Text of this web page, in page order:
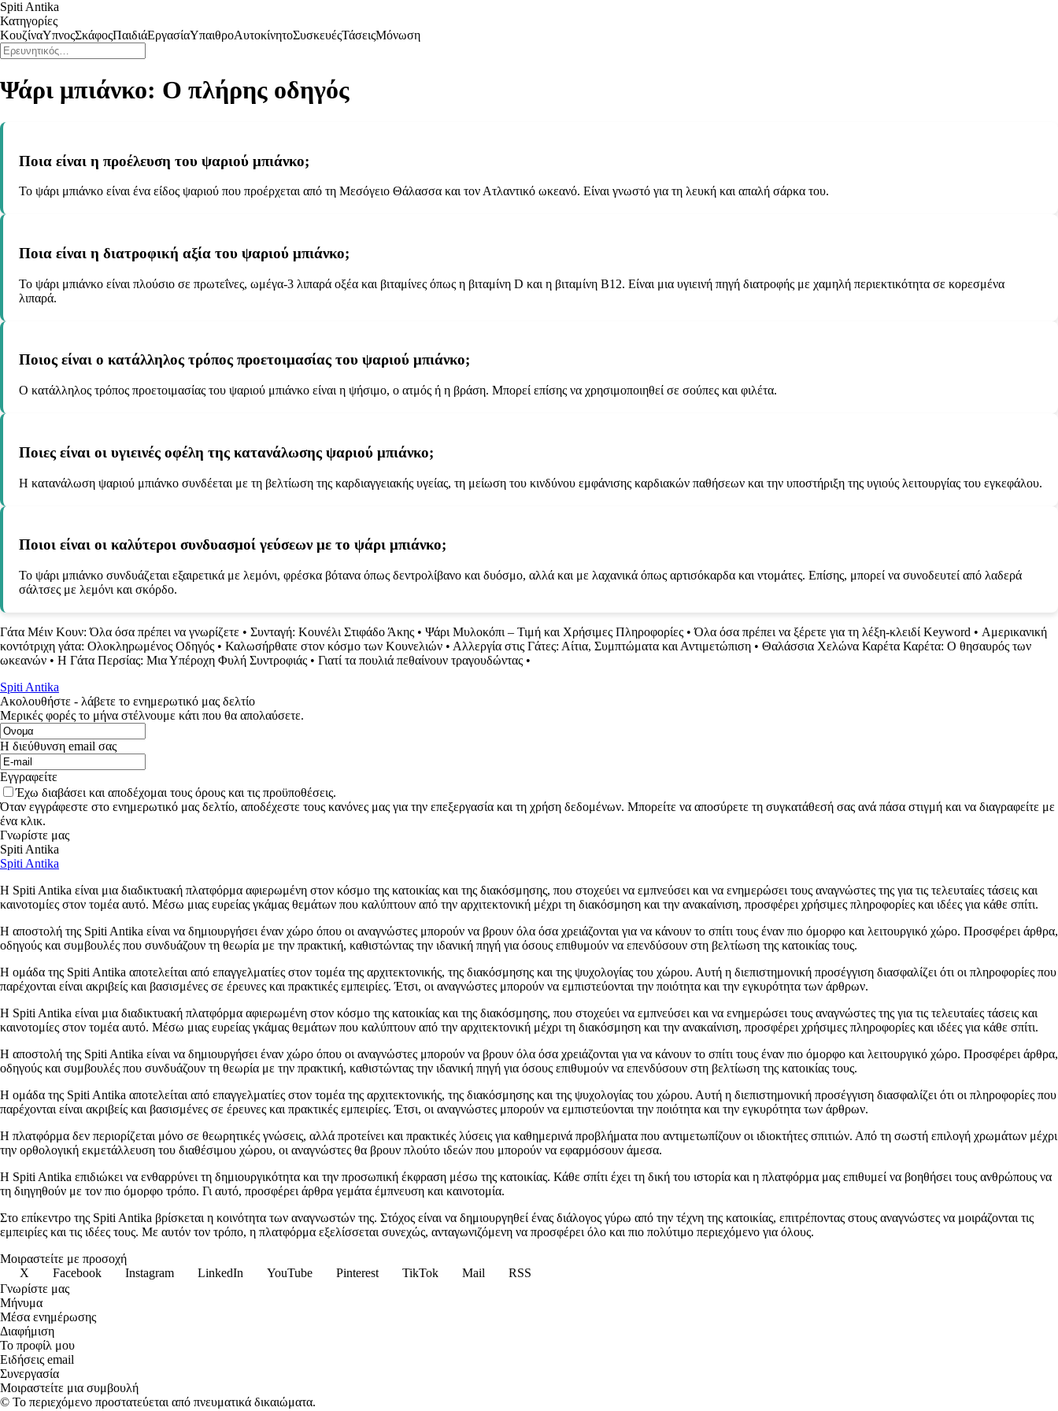
Spiti Antika
Κατηγορίες
ΚουζίναΥπνοςΣκάφοςΠαιδιάΕργασίαΥπαιθροΑυτοκίνητοΣυσκευέςΤάσειςΜόνωση
Ψάρι μπιάνκο: Ο πλήρης οδηγός
Ποια είναι η προέλευση του ψαριού μπιάνκο;
Το ψάρι μπιάνκο είναι ένα είδος ψαριού που προέρχεται από τη Μεσόγειο Θάλασσα και τον Ατλαντικό ωκεανό. Είναι γνωστό για τη λευκή και απαλή σάρκα του.
Ποια είναι η διατροφική αξία του ψαριού μπιάνκο;
Το ψάρι μπιάνκο είναι πλούσιο σε πρωτεΐνες, ωμέγα-3 λιπαρά οξέα και βιταμίνες όπως η βιταμίνη D και η βιταμίνη Β12. Είναι μια υγιεινή πηγή διατροφής με χαμηλή περιεκτικότητα σε κορεσμένα
λιπαρά.
Ποιος είναι ο κατάλληλος τρόπος προετοιμασίας του ψαριού μπιάνκο;
Ο κατάλληλος τρόπος προετοιμασίας του ψαριού μπιάνκο είναι η ψήσιμο, ο ατμός ή η βράση. Μπορεί επίσης να χρησιμοποιηθεί σε σούπες και φιλέτα.
Ποιες είναι οι υγιεινές οφέλη της κατανάλωσης ψαριού μπιάνκο;
Η κατανάλωση ψαριού μπιάνκο συνδέεται με τη βελτίωση της καρδιαγγειακής υγείας, τη μείωση του κινδύνου εμφάνισης καρδιακών παθήσεων και την υποστήριξη της υγιούς λειτουργίας του εγκεφάλου.
Ποιοι είναι οι καλύτεροι συνδυασμοί γεύσεων με το ψάρι μπιάνκο;
Το ψάρι μπιάνκο συνδυάζεται εξαιρετικά με λεμόνι, φρέσκα βότανα όπως δεντρολίβανο και δυόσμο, αλλά και με λαχανικά όπως αρτισόκαρδα και ντομάτες. Επίσης, μπορεί να συνοδευτεί από λαδερά
σάλτσες με λεμόνι και σκόρδο.
Γάτα Μέιν Κουν: Όλα όσα πρέπει να γνωρίζετε • Συνταγή: Κουνέλι Στιφάδο Άκης • Ψάρι Μυλοκόπι – Τιμή και Χρήσιμες Πληροφορίες •Όλα όσα πρέπει να ξέρετε για τη λέξη-κλειδί Keyword • Αμερικανική
κοντότριχη γάτα: Ολοκληρωμένος Οδηγός • Καλωσήρθατε στον κόσμο των Κουνελιών • Αλλεργία στις Γάτες: Αίτια, Συμπτώματα και Αντιμετώπιση • Θαλάσσια Χελώνα Καρέτα Καρέτα: Ο θησαυρός των
ωκεανών • Η Γάτα Περσίας: Μια Υπέροχη Φυλή Συντροφιάς • Γιατί τα πουλιά πεθαίνουν τραγουδώντας •
Spiti Antika
Ακολουθήστε - λάβετε το ενημερωτικό μας δελτίο
Μερικές φορές το μήνα στέλνουμε κάτι που θα απολαύσετε.
Η διεύθυνση email σας
Εγγραφείτε
Έχω διαβάσει και αποδέχομαι τους όρους και τις προϋποθέσεις.
Όταν εγγράφεστε στο ενημερωτικό μας δελτίο, αποδέχεστε τους κανόνες μας για την επεξεργασία και τη χρήση δεδομένων. Μπορείτε να αποσύρετε τη συγκατάθεσή σας ανά πάσα στιγμή και να διαγραφείτε με
ένα κλικ.
Γνωρίστε μας
Spiti Antika
Spiti Antika
Η Spiti Antika είναι μια διαδικτυακή πλατφόρμα αφιερωμένη στον κόσμο της κατοικίας και της διακόσμησης, που στοχεύει να εμπνεύσει και να ενημερώσει τους αναγνώστες της για τις τελευταίες τάσεις και
καινοτομίες στον τομέα αυτό. Μέσω μιας ευρείας γκάμας θεμάτων που καλύπτουν από την αρχιτεκτονική μέχρι τη διακόσμηση και την ανακαίνιση, προσφέρει χρήσιμες πληροφορίες και ιδέες για κάθε σπίτι.
Η αποστολή της Spiti Antika είναι να δημιουργήσει έναν χώρο όπου οι αναγνώστες μπορούν να βρουν όλα όσα χρειάζονται για να κάνουν το σπίτι τους έναν πιο όμορφο και λειτουργικό χώρο. Προσφέρει άρθρα,
οδηγούς και συμβουλές που συνδυάζουν τη θεωρία με την πρακτική, καθιστώντας την ιδανική πηγή για όσους επιθυμούν να επενδύσουν στη βελτίωση της κατοικίας τους.
Η ομάδα της Spiti Antika αποτελείται από επαγγελματίες στον τομέα της αρχιτεκτονικής, της διακόσμησης και της ψυχολογίας του χώρου. Αυτή η διεπιστημονική προσέγγιση διασφαλίζει ότι οι πληροφορίες που
παρέχονται είναι ακριβείς και βασισμένες σε έρευνες και πρακτικές εμπειρίες. Έτσι, οι αναγνώστες μπορούν να εμπιστεύονται την ποιότητα και την εγκυρότητα των άρθρων.
Η Spiti Antika είναι μια διαδικτυακή πλατφόρμα αφιερωμένη στον κόσμο της κατοικίας και της διακόσμησης, που στοχεύει να εμπνεύσει και να ενημερώσει τους αναγνώστες της για τις τελευταίες τάσεις και
καινοτομίες στον τομέα αυτό. Μέσω μιας ευρείας γκάμας θεμάτων που καλύπτουν από την αρχιτεκτονική μέχρι τη διακόσμηση και την ανακαίνιση, προσφέρει χρήσιμες πληροφορίες και ιδέες για κάθε σπίτι.
Η αποστολή της Spiti Antika είναι να δημιουργήσει έναν χώρο όπου οι αναγνώστες μπορούν να βρουν όλα όσα χρειάζονται για να κάνουν το σπίτι τους έναν πιο όμορφο και λειτουργικό χώρο. Προσφέρει άρθρα,
οδηγούς και συμβουλές που συνδυάζουν τη θεωρία με την πρακτική, καθιστώντας την ιδανική πηγή για όσους επιθυμούν να επενδύσουν στη βελτίωση της κατοικίας τους.
Η ομάδα της Spiti Antika αποτελείται από επαγγελματίες στον τομέα της αρχιτεκτονικής, της διακόσμησης και της ψυχολογίας του χώρου. Αυτή η διεπιστημονική προσέγγιση διασφαλίζει ότι οι πληροφορίες που
παρέχονται είναι ακριβείς και βασισμένες σε έρευνες και πρακτικές εμπειρίες. Έτσι, οι αναγνώστες μπορούν να εμπιστεύονται την ποιότητα και την εγκυρότητα των άρθρων.
Η πλατφόρμα δεν περιορίζεται μόνο σε θεωρητικές γνώσεις, αλλά προτείνει και πρακτικές λύσεις για καθημερινά προβλήματα που αντιμετωπίζουν οι ιδιοκτήτες σπιτιών. Από τη σωστή επιλογή χρωμάτων μέχρι
την ορθολογική εκμετάλλευση του διαθέσιμου χώρου, οι αναγνώστες θα βρουν πλούτο ιδεών που μπορούν να εφαρμόσουν άμεσα.
Η Spiti Antika επιδιώκει να ενθαρρύνει τη δημιουργικότητα και την προσωπική έκφραση μέσω της κατοικίας. Κάθε σπίτι έχει τη δική του ιστορία και η πλατφόρμα μας επιθυμεί να βοηθήσει τους ανθρώπους να
τη διηγηθούν με τον πιο όμορφο τρόπο. Γι αυτό, προσφέρει άρθρα γεμάτα έμπνευση και καινοτομία.
Στο επίκεντρο της Spiti Antika βρίσκεται η κοινότητα των αναγνωστών της. Στόχος είναι να δημιουργηθεί ένας διάλογος γύρω από την τέχνη της κατοικίας, επιτρέποντας στους αναγνώστες να μοιράζονται τις
εμπειρίες και τις ιδέες τους. Με αυτόν τον τρόπο, η πλατφόρμα εξελίσσεται συνεχώς, ανταγωνιζόμενη να προσφέρει όλο και πιο πολύτιμο περιεχόμενο για όλους.
Μοιραστείτε με προσοχή
X
Facebook Instagram LinkedIn YouTube Pinterest TikTok Mail
RSS
Γνωρίστε μας
Μήνυμα
Μέσα ενημέρωσης
Διαφήμιση
Το προφίλ μου
Ειδήσεις email
Συνεργασία
Μοιραστείτε μια συμβουλή
© Το περιεχόμενο προστατεύεται από πνευματικά δικαιώματα.